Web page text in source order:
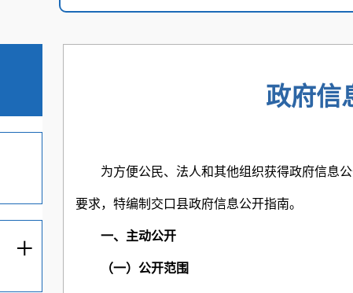
+
政府信
为方便公民、法人和其他组织获得政府信息公
要求，特编制交口县政府信息公开指南。
一、主动公开
（一）公开范围